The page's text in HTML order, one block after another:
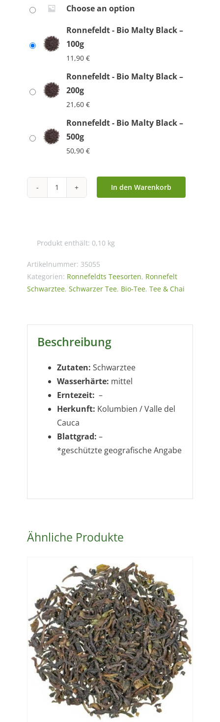
Choose an option
Ronnefeldt - Bio Malty Black –
100g
11,90 €
Ronnefeldt - Bio Malty Black –
200g
21,60 €
Ronnefeldt - Bio Malty Black –
500g
50,90 €
Ronnefeldt
Black
Menge
In den Warenkorb
Produkt enthält: 0,10 kg
Artikelnummer: 35055
Kategorien: Ronnefeldts Teesorten, Ronnefelt
Schwarztee, Schwarzer Tee, Bio-Tee, Tee & Chai
Beschreibung
Zutaten: Schwarztee
Wasserhärte: mittel
Erntezeit: –
Herkunft: Kolumbien / Valle del
Cauca
Blattgrad: –
*geschützte geografische Angabe
Ähnliche Produkte